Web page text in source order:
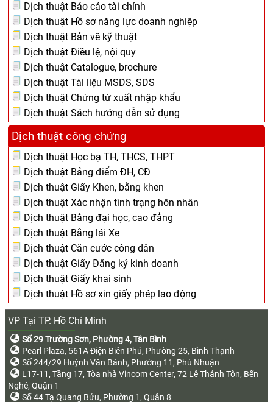
Dịch thuật Báo cáo tài chính
Dịch thuật Hồ sơ năng lực doanh nghiệp
Dịch thuật Bản vẽ kỹ thuật
Dịch thuật Điều lệ, nội quy
Dịch thuật Catalogue, brochure
Dịch thuật Tài liệu MSDS, SDS
Dịch thuật Chứng từ xuất nhập khẩu
Dịch thuật Sách hướng dẫn sử dụng
Dịch thuật công chứng
Dịch thuật Học bạ TH, THCS, THPT
Dịch thuật Bảng điểm ĐH, CĐ
Dịch thuật Giấy Khen, bằng khen
Dịch thuật Xác nhận tình trạng hôn nhân
Dịch thuật Bằng đại học, cao đẳng
Dịch thuật Bằng lái Xe
Dịch thuật Căn cước công dân
Dịch thuật Giấy Đăng ký kinh doanh
Dịch thuật Giấy khai sinh
Dịch thuật Hồ sơ xin giấy phép lao động
VP Tại TP. Hồ Chí Minh
Số 29 Trường Sơn, Phường 4, Tân Bình
Pearl Plaza, 561A Điện Biên Phủ, Phường 25, Bình Thạnh
Số 244/29 Huỳnh Văn Bánh, Phường 11, Phú Nhuận
L17-11, Tầng 17, Tòa nhà Vincom Center, 72 Lê Thánh Tôn, Bến
Nghé, Quận 1
Số 44 Tạ Quang Bửu, Phường 1, Quận 8